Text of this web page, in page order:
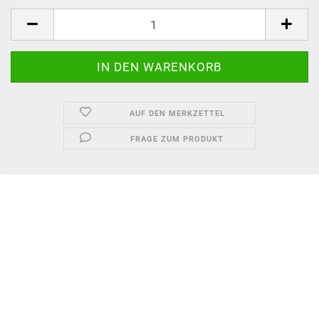
AUF DEN MERKZETTEL
FRAGE ZUM PRODUKT